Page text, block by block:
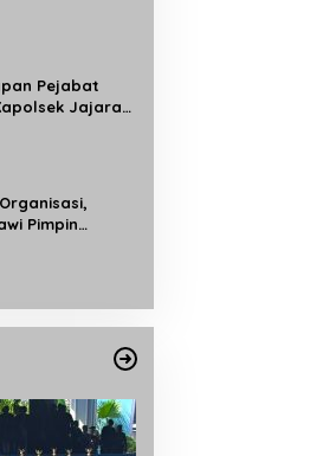
Pejabat
Jajaran,
Pimpin